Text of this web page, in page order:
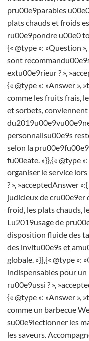
pru00e9parables
plats chauds et froids
ru00e9pondre u00e0
{« @type »: »Question
sont
extu00e9rieur ? »,
{« @type »: »Answer »,
comme les fruits frais,
et sorbets,
personnalisu00e9s
selon la
fu00eate. »}},{« @type
organiser le service
? », »acceptedAnswer
judicieux de cru00e9er
froid, les plats chauds,
Lu2019usage de
disposition fluide des
des invitu00e9s et
globale. »}},{« @type »:
indispensables pour
ru00e9ussi ? »,
{« @type »: »Answer »,
comme un barbecue
su00e9lectionner les
les saveurs.